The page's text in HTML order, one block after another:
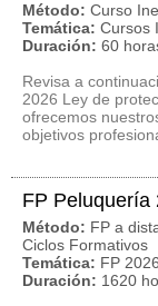
Método: Curso
Temática: Cursos
Duración: 60
Revisa a
2026 Ley de
ofrecemos
objetivos
FP Peluquería
Método: FP a
Ciclos Formativos
Temática: FP 2026
Duración: 1620